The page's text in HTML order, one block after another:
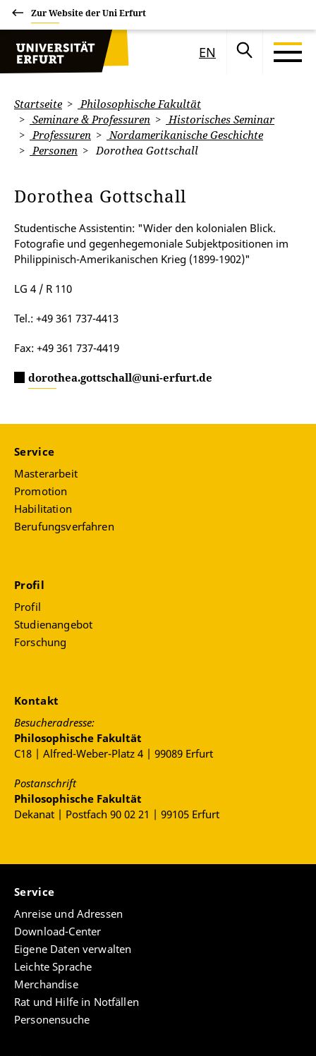
Zur Website der Uni Erfurt
EN
Startseite
Philosophische Fakultät
Seminare & Professuren
Historisches Seminar
Professuren
Nordamerikanische Geschichte
Personen
Dorothea Gottschall
Dorothea Gottschall
Studentische Assistentin: "Wider den kolonialen Blick.
Fotografie und gegenhegemoniale Subjektpositionen im
Philippinisch-Amerikanischen Krieg (1899-1902)"
LG 4 / R 110
Tel.: +49 361 737-4413
Fax: +49 361 737-4419
dorothea.gottschall@uni-erfurt.de
Service
Masterarbeit
Promotion
Habilitation
Berufungsverfahren
Profil
Profil
Studienangebot
Forschung
Kontakt
Besucheradresse:
Philosophische Fakultät
C18 | Alfred-Weber-Platz 4 | 99089 Erfurt
Postanschrift
Philosophische Fakultät
Dekanat | Postfach 90 02 21 | 99105 Erfurt
Service
Anreise und Adressen
Download-Center
Eigene Daten verwalten
Leichte Sprache
Merchandise
Rat und Hilfe in Notfällen
Personensuche